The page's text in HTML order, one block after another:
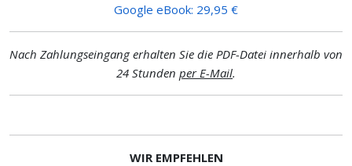
Google eBook: 29,95 €
Nach Zahlungseingang erhalten Sie die PDF-Datei innerhalb von
24 Stunden per E-Mail.
WIR EMPFEHLEN